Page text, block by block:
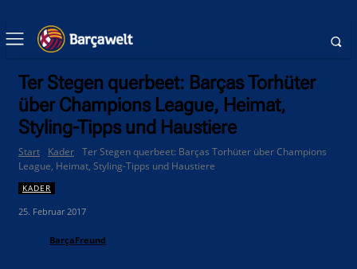
Ter Stegen querbeet: Barças Torhüter
über Champions League, Heimat,
Styling-Tipps und Haustiere
Start Kader Ter Stegen querbeet: Barças Torhüter über Champions
League, Heimat, Styling-Tipps und Haustiere
KADER
25. Februar 2017
BarçaFreund